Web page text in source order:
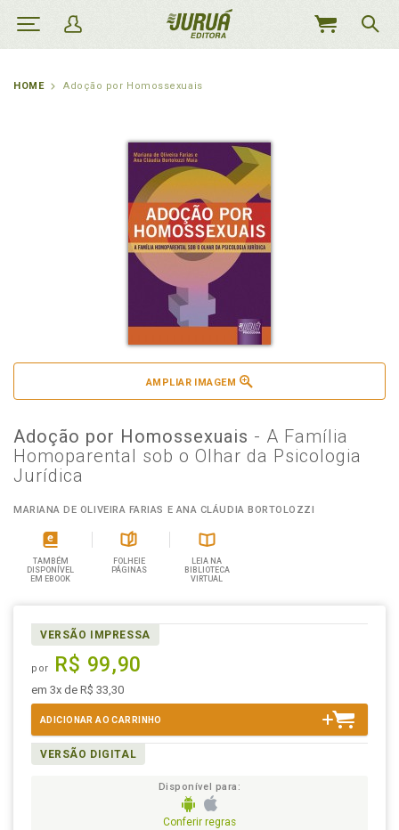
MEU
HOME Adoção por Homossexuais
AMPLIAR IMAGEM
Adoção por Homossexuais - A Família
Homoparental sob o Olhar da Psicologia
Jurídica
MARIANA DE OLIVEIRA FARIAS E ANA CLÁUDIA BORTOLOZZI
TAMBÉM
DISPONÍVEL
EM EBOOK
FOLHEIE
PÁGINAS
LEIA NA
BIBLIOTECA
VIRTUAL
VERSÃO IMPRESSA
por R$ 99,90
em 3x de R$ 33,30
ADICIONAR AO CARRINHO
VERSÃO DIGITAL
Disponível para:
Conferir regras